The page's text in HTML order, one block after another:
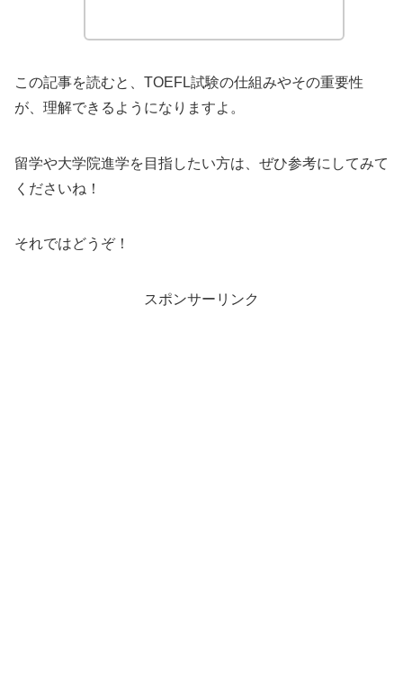
この記事を読むと、TOEFL試験の仕組みやその重要性
が、理解できるようになりますよ。
留学や大学院進学を目指したい方は、ぜひ参考にしてみて
くださいね！
それではどうぞ！
スポンサーリンク